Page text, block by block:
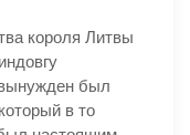
короля Литвы
был
в то